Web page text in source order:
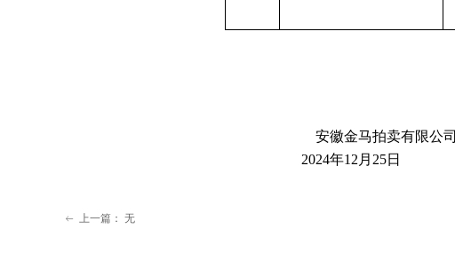
安徽金马拍卖有限公司
2024年12月25日
ꂃ 上一篇： 无